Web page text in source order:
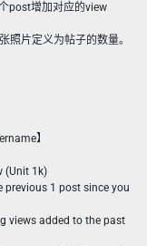
post增加对应的view
照片定义为帖子的数量。
】
(Unit 1k)
previous 1 post since you
views added to the past